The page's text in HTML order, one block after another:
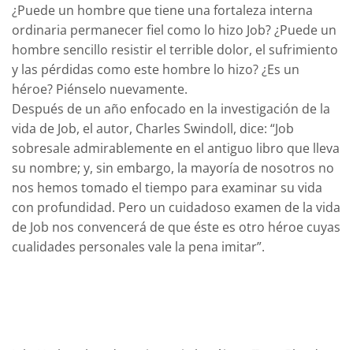
¿Puede un hombre que tiene una fortaleza interna
ordinaria permanecer fiel como lo hizo Job? ¿Puede un
hombre sencillo resistir el terrible dolor, el sufrimiento
y las pérdidas como este hombre lo hizo? ¿Es un
héroe? Piénselo nuevamente.
Después de un año enfocado en la investigación de la
vida de Job, el autor, Charles Swindoll, dice: “Job
sobresale admirablemente en el antiguo libro que lleva
su nombre; y, sin embargo, la mayoría de nosotros no
nos hemos tomado el tiempo para examinar su vida
con profundidad. Pero un cuidadoso examen de la vida
de Job nos convencerá de que éste es otro héroe cuyas
cualidades personales vale la pena imitar”.